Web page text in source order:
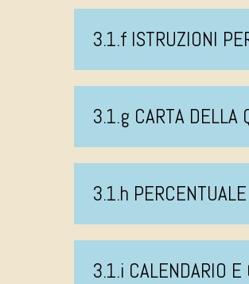
3.1.f ISTRUZIONI
3.1.g CARTA DELLA
3.1.h
3.1.i CALENDARIO E